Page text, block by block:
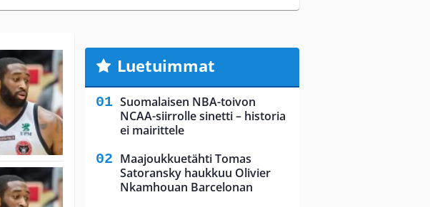
Luetuimmat
Suomalaisen NBA-toivon
NCAA-siirrolle sinetti – historia
ei mairittele
Maajoukkuetähti Tomas
Satoransky haukkuu Olivier
Nkamhouan Barcelonan